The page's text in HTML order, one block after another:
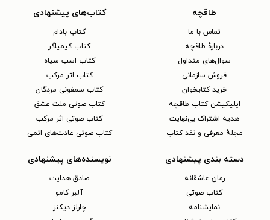
طاقچه
تماس با ما
دربارهٔ طاقچه
سوال‌های متداول
فروش سازمانی
خرید کتابخوان
اپلیکیشن کتاب طاقچه
هدیه اشتراک بی‌نهایت
مجلهٔ معرفی و نقد کتاب
کتاب‌های پیشنهادی
کتاب بادام
کتاب کیمیاگر
کتاب اسب سیاه
کتاب اثر مرکب
کتاب سمفونی مردگان
کتاب صوتی ملت عشق
کتاب صوتی اثر مرکب
کتاب صوتی عادت‌های اتمی
دسته بندی پیشنهادی
رمان عاشقانه
کتاب‌ صوتی
نمایشنامه
نویسنده‌های پیشنهادی
صادق هدایت
آلبر کامو
چارلز دیکنز